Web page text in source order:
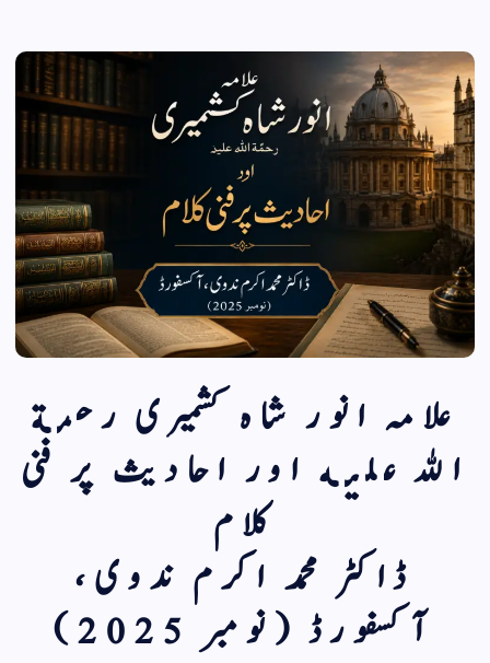
علامہ انور شاہ کشمیری رحمة
الله عليه اور احادیث پر فنی
کلام
ڈاکٹر محمد اکرم ندوی،
آكسفورڈ (نومبر 2025)